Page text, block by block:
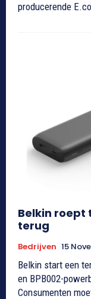
producerende
Belkin
terug
Bedrijven 15
Belkin start een
en BPB002-
Consumenten